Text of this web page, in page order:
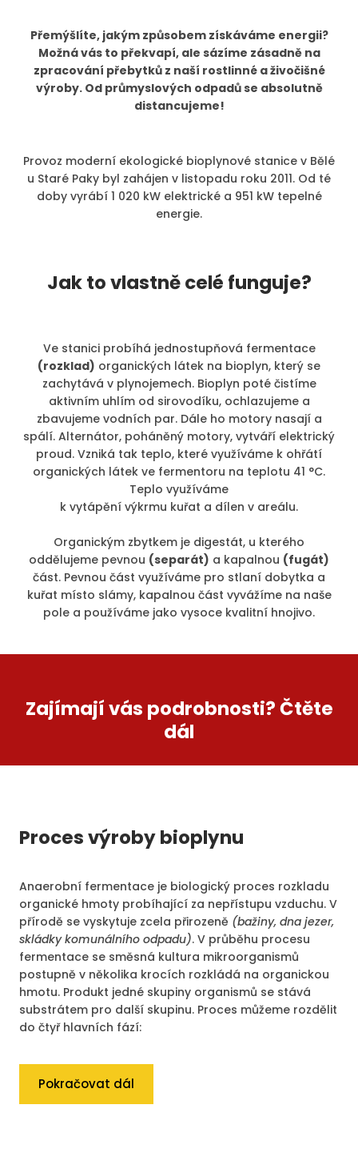
Přemýšlíte, jakým způsobem získáváme energii?
Možná vás to překvapí, ale sázíme zásadně na
zpracování přebytků z naší rostlinné a živočišné
výroby. Od průmyslových odpadů se absolutně
distancujeme!
Provoz moderní ekologické bioplynové stanice v Bělé
u Staré Paky byl zahájen v listopadu roku 2011. Od té
doby vyrábí 1 020 kW elektrické a 951 kW tepelné
energie.
Jak to vlastně celé funguje?
Ve stanici probíhá jednostupňová fermentace
(rozklad) organických látek na bioplyn, který se
zachytává v plynojemech. Bioplyn poté čistíme
aktivním uhlím od sirovodíku, ochlazujeme a
zbavujeme vodních par. Dále ho motory nasají a
spálí. Alternátor, poháněný motory, vytváří elektrický
proud. Vzniká tak teplo, které využíváme k ohřátí
organických látek ve fermentoru na teplotu 41 °C.
Teplo využíváme
k vytápění výkrmu kuřat a dílen v areálu.
Organickým zbytkem je digestát, u kterého
oddělujeme pevnou (separát) a kapalnou (fugát)
část. Pevnou část využíváme pro stlaní dobytka a
kuřat místo slámy, kapalnou část vyvážíme na naše
pole a používáme jako vysoce kvalitní hnojivo.
Zajímají vás podrobnosti? Čtěte
dál
Proces výroby bioplynu
Anaerobní fermentace je biologický proces rozkladu
organické hmoty probíhající za nepřístupu vzduchu. V
přírodě se vyskytuje zcela přirozeně (bažiny, dna jezer,
skládky komunálního odpadu). V průběhu procesu
fermentace se směsná kultura mikroorganismů
postupně v několika krocích rozkládá na organickou
hmotu. Produkt jedné skupiny organismů se stává
substrátem pro další skupinu. Proces můžeme rozdělit
do čtyř hlavních fází:
Pokračovat dál